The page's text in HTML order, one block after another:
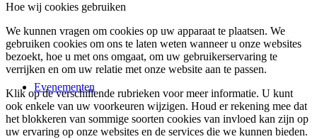
Evenementen
Hoe wij cookies gebruiken
We kunnen vragen om cookies op uw apparaat te plaatsen. We
gebruiken cookies om ons te laten weten wanneer u onze websites
bezoekt, hoe u met ons omgaat, om uw gebruikerservaring te
verrijken en om uw relatie met onze website aan te passen.
Klik op de verschillende rubrieken voor meer informatie. U kunt
ook enkele van uw voorkeuren wijzigen. Houd er rekening mee dat
het blokkeren van sommige soorten cookies van invloed kan zijn op
uw ervaring op onze websites en de services die we kunnen bieden.